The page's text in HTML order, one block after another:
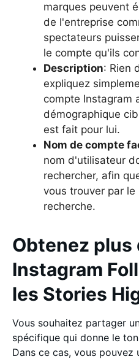
marques peuvent
de l'entreprise
spectateurs
le compte qu'ils
Description: Rien
expliquez
compte Instagram
démographique
est fait pour lui.
Nom de compte
nom d'utilisateur
rechercher, afin
vous trouver par
recherche.
Obtenez plus
Instagram
les Stories
Vous souhaitez partager
spécifique qui donne le
Dans ce cas, vous pouvez